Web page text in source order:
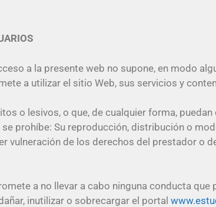
a la presente web no supone, en modo
a utilizar el sitio Web, sus servicios y
o lesivos, o que, de cualquier forma,
prohíbe: Su reproducción, distribución o
vulneración de los derechos del prestador o
a no llevar a cabo ninguna conducta
inutilizar o sobrecargar el portal